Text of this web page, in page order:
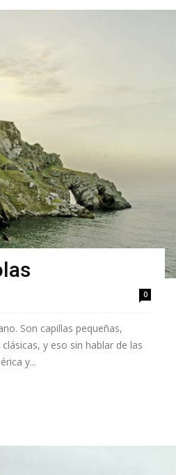
0
Son capillas pequeñas,
y eso sin hablar de las
y...